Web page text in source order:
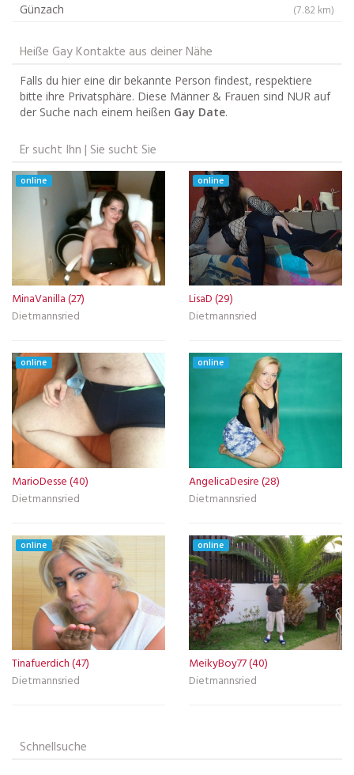
Günzach (7.82 km)
Heiße Gay Kontakte aus deiner Nähe
Falls du hier eine dir bekannte Person findest, respektiere
bitte ihre Privatsphäre. Diese Männer & Frauen sind NUR auf
der Suche nach einem heißen Gay Date.
Er sucht Ihn | Sie sucht Sie
online
MinaVanilla (27)
Dietmannsried
online
LisaD (29)
Dietmannsried
online
MarioDesse (40)
Dietmannsried
online
AngelicaDesire (28)
Dietmannsried
online
Tinafuerdich (47)
Dietmannsried
online
MeikyBoy77 (40)
Dietmannsried
Schnellsuche